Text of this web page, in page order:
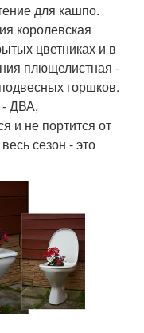
для кашпо.
королевская
цветниках и в
плющелистная -
горшков.
- ДВА,
и не портится от
сезон - это